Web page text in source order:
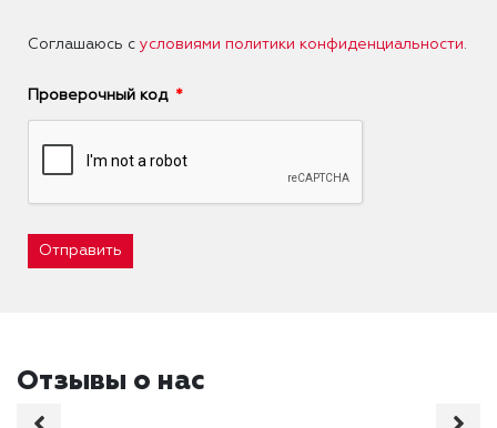
Соглашаюсь с условиями политики конфиденциальности.
Проверочный код
Отправить
Отзывы о нас